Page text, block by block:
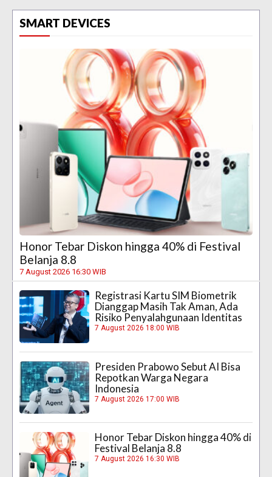
SMART DEVICES
Honor Tebar Diskon hingga 40% di Festival
Belanja 8.8
7 August 2026 16:30 WIB
Registrasi Kartu SIM Biometrik
Dianggap Masih Tak Aman, Ada
Risiko Penyalahgunaan Identitas
7 August 2026 18:00 WIB
Presiden Prabowo Sebut AI Bisa
Repotkan Warga Negara
Indonesia
7 August 2026 17:00 WIB
Honor Tebar Diskon hingga 40% di
Festival Belanja 8.8
7 August 2026 16:30 WIB